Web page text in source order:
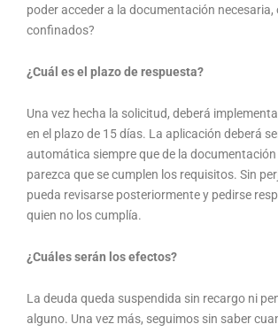
poder acceder a la documentación necesaria,
confinados?
¿Cuál es el plazo de respuesta?
Una vez hecha la solicitud, deberá
en el plazo de 15 días. La aplicación deberá
automática siempre que de la
parezca que se cumplen los requisitos. Sin
pueda revisarse posteriormente y pedirse
quien no los cumplía.
¿Cuáles serán los efectos?
La deuda queda suspendida sin recargo ni
alguno. Una vez más, seguimos sin saber